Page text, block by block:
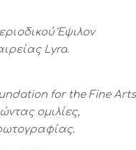
Έψιλον
Lyra.
for the Fine Arts
ομιλίες,